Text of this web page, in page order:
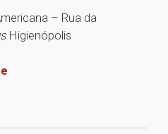
– Rua da
Higienópolis